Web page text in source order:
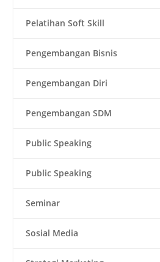
Pelatihan Soft Skill
Pengembangan Bisnis
Pengembangan Diri
Pengembangan SDM
Public Speaking
Public Speaking
Seminar
Sosial Media